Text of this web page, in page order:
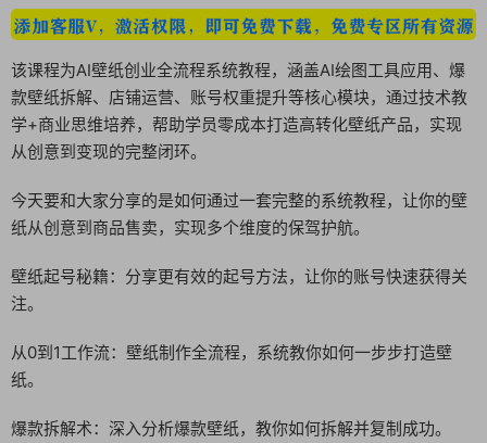
该课程为AI壁纸创业全流程系统教程，涵盖AI绘图工具应用、爆
款壁纸拆解、店铺运营、账号权重提升等核心模块，通过技术教
学+商业思维培养，帮助学员零成本打造高转化壁纸产品，实现
从创意到变现的完整闭环。
今天要和大家分享的是如何通过一套完整的系统教程，让你的壁
纸从创意到商品售卖，实现多个维度的保驾护航。
壁纸起号秘籍：分享更有效的起号方法，让你的账号快速获得关
注。
从0到1工作流：壁纸制作全流程，系统教你如何一步步打造壁
纸。
爆款拆解术：深入分析爆款壁纸，教你如何拆解并复制成功。